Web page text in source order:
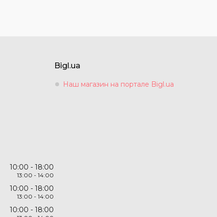
Bigl.ua
Наш магазин на портале Bigl.ua
10:00 18:00
13:00 14:00
10:00 18:00
13:00 14:00
10:00 18:00